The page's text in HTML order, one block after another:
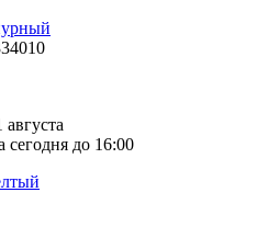
августа
сегодня до 16:00